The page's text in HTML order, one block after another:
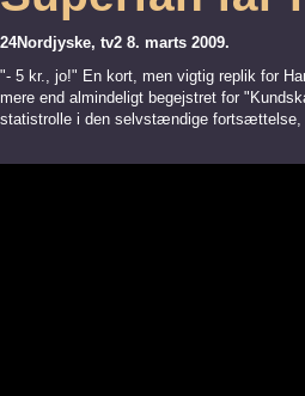
24Nordjyske, tv2 8. marts 2009.
"- 5 kr., jo!" En kort, men vigtig replik for
mere end almindeligt begejstret for
statistrolle i den selvstændige